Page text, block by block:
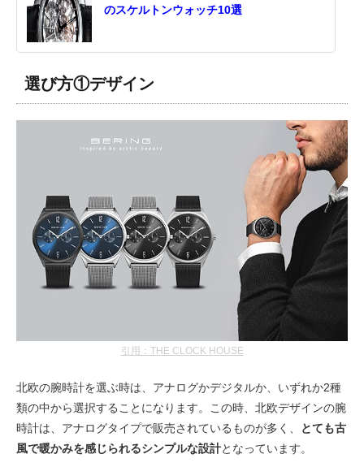
のスケルトンウォッチ10選
選び方①デザイン
引用：THE CLOCK HOUSE
北欧の腕時計を選ぶ時は、アナログかデジタルか、いずれか2種
類の中から選択することになります。この時、北欧デザインの腕
時計は、アナログタイプで販売されているものが多く、
とても古
風で暖かみを感じられるシンプルな設計となっています。